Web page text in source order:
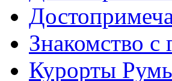
Знакомство с
Курорты